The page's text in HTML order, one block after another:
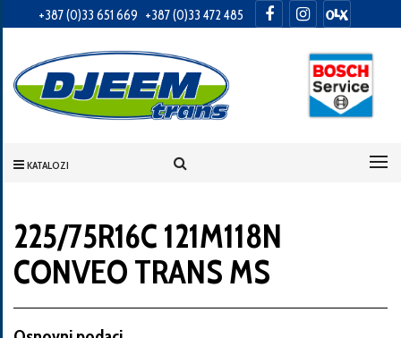
+387 (0)33 651 669 +387 (0)33 472 485
KATALOZI
Informacije
o
Vaša
225/75R16C 121M118N
CONVEO TRANS MS